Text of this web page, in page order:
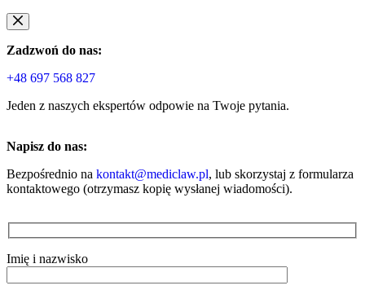
Zadzwoń do nas:
+48 697 568 827
Jeden z naszych ekspertów odpowie na Twoje pytania.
Napisz do nas:
Bezpośrednio na kontakt@mediclaw.pl, lub skorzystaj z formularza
kontaktowego (otrzymasz kopię wysłanej wiadomości).
Imię i nazwisko